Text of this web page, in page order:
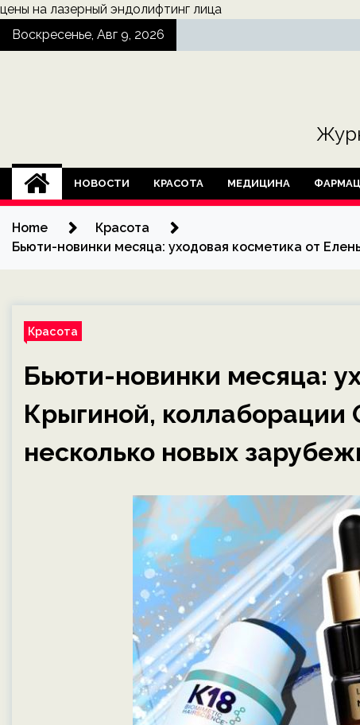
цены на лазерный эндолифтинг лица
SkipВоскресенье, Авг 9, 2026
НОВОСТИ КРАСОТА МЕДИЦИНА
Home
Красота
Бьюти-новинки месяца: уходовая косметика от
Красота
Бьюти-новинки месяца:
Крыгиной, коллаборации
несколько новых